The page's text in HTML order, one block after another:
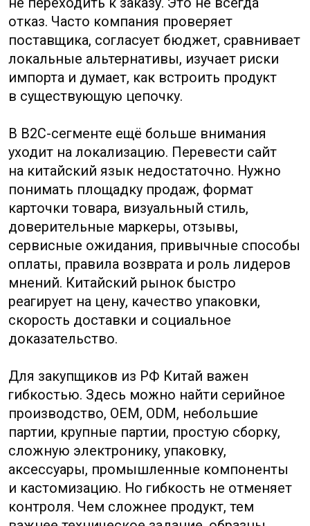
Российский бизнес закупает станки,
электронику, датчики, упаковочные линии,
автокомпоненты, строительные
медицинские расходники, товары для e-
commerce и многое другое. Одновременно
выросли требования к проверке: банки,
компании чаще запрашивают документы
и подтверждение производителя.
Выбор поставщика начинается не с цены,
а с роли компании в цепочке. Нужно
понять, перед вами фабрика, торговая
компания, экспортный агент, сборщик,
брендодержатель или посредник без
контроля над производством. Фабрика
не всегда лучше торговой компании: завод
может плохо говорить по-английски,
не иметь экспортного опыта
и не разбираться в документах. Торговая
компания может быть полезна, если она
реально управляет несколькими
Российским компаниям стоит осторожно
относиться к универсальным
поставщикам, которые готовы найти всё:
от детских игрушек до промышленного
оборудования.
В некоторых простых категориях это
допустимо, но в технических товарах
лучше работать с профильными
компаниями. Если поставщик не может